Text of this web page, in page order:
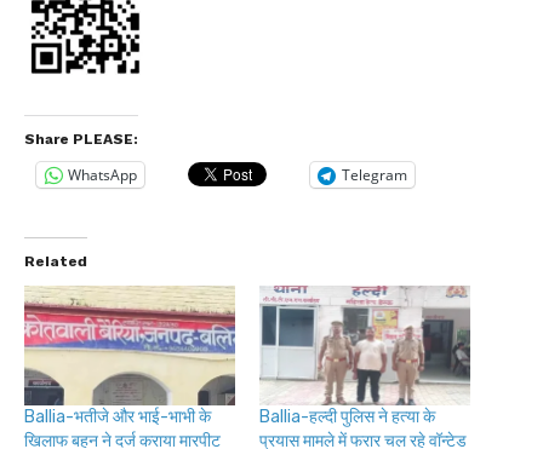
Share PLEASE:
WhatsApp Telegram
Related
Ballia-भतीजे और भाई-भाभी के
खिलाफ बहन ने दर्ज कराया मारपीट
Ballia-हल्दी पुलिस ने हत्या के
प्रयास मामले में फरार चल रहे वॉन्टेड